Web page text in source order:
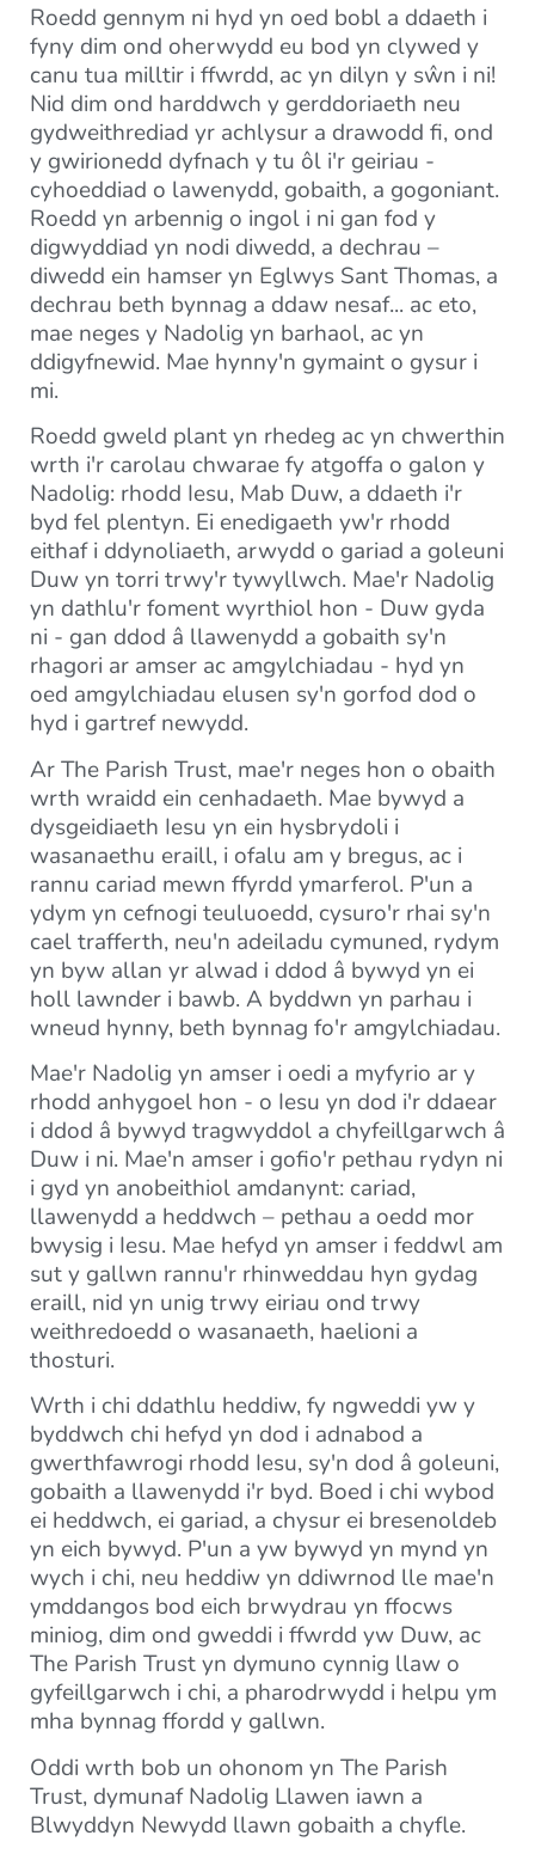
Roedd gennym ni hyd yn oed bobl a ddaeth i
fyny dim ond oherwydd eu bod yn clywed y
canu tua milltir i ffwrdd, ac yn dilyn y sŵn i ni!
Nid dim ond harddwch y gerddoriaeth neu
gydweithrediad yr achlysur a drawodd fi, ond
y gwirionedd dyfnach y tu ôl i'r geiriau -
cyhoeddiad o lawenydd, gobaith, a gogoniant.
Roedd yn arbennig o ingol i ni gan fod y
digwyddiad yn nodi diwedd, a dechrau –
diwedd ein hamser yn Eglwys Sant Thomas, a
dechrau beth bynnag a ddaw nesaf... ac eto,
mae neges y Nadolig yn barhaol, ac yn
ddigyfnewid. Mae hynny'n gymaint o gysur i
mi.
Roedd gweld plant yn rhedeg ac yn chwerthin
wrth i'r carolau chwarae fy atgoffa o galon y
Nadolig: rhodd Iesu, Mab Duw, a ddaeth i'r
byd fel plentyn. Ei enedigaeth yw'r rhodd
eithaf i ddynoliaeth, arwydd o gariad a goleuni
Duw yn torri trwy'r tywyllwch. Mae'r Nadolig
yn dathlu'r foment wyrthiol hon - Duw gyda
ni - gan ddod â llawenydd a gobaith sy'n
rhagori ar amser ac amgylchiadau - hyd yn
oed amgylchiadau elusen sy'n gorfod dod o
hyd i gartref newydd.
Ar The Parish Trust, mae'r neges hon o obaith
wrth wraidd ein cenhadaeth. Mae bywyd a
dysgeidiaeth Iesu yn ein hysbrydoli i
wasanaethu eraill, i ofalu am y bregus, ac i
rannu cariad mewn ffyrdd ymarferol. P'un a
ydym yn cefnogi teuluoedd, cysuro'r rhai sy'n
cael trafferth, neu'n adeiladu cymuned, rydym
yn byw allan yr alwad i ddod â bywyd yn ei
holl lawnder i bawb. A byddwn yn parhau i
wneud hynny, beth bynnag fo'r amgylchiadau.
Mae'r Nadolig yn amser i oedi a myfyrio ar y
rhodd anhygoel hon - o Iesu yn dod i'r ddaear
i ddod â bywyd tragwyddol a chyfeillgarwch â
Duw i ni. Mae'n amser i gofio'r pethau rydyn ni
i gyd yn anobeithiol amdanynt: cariad,
llawenydd a heddwch – pethau a oedd mor
bwysig i Iesu. Mae hefyd yn amser i feddwl am
sut y gallwn rannu'r rhinweddau hyn gydag
eraill, nid yn unig trwy eiriau ond trwy
weithredoedd o wasanaeth, haelioni a
thosturi.
Wrth i chi ddathlu heddiw, fy ngweddi yw y
byddwch chi hefyd yn dod i adnabod a
gwerthfawrogi rhodd Iesu, sy'n dod â goleuni,
gobaith a llawenydd i'r byd. Boed i chi wybod
ei heddwch, ei gariad, a chysur ei bresenoldeb
yn eich bywyd. P'un a yw bywyd yn mynd yn
wych i chi, neu heddiw yn ddiwrnod lle mae'n
ymddangos bod eich brwydrau yn ffocws
miniog, dim ond gweddi i ffwrdd yw Duw, ac
The Parish Trust yn dymuno cynnig llaw o
gyfeillgarwch i chi, a pharodrwydd i helpu ym
mha bynnag ffordd y gallwn.
Oddi wrth bob un ohonom yn The Parish
Trust, dymunaf Nadolig Llawen iawn a
Blwyddyn Newydd llawn gobaith a chyfle.